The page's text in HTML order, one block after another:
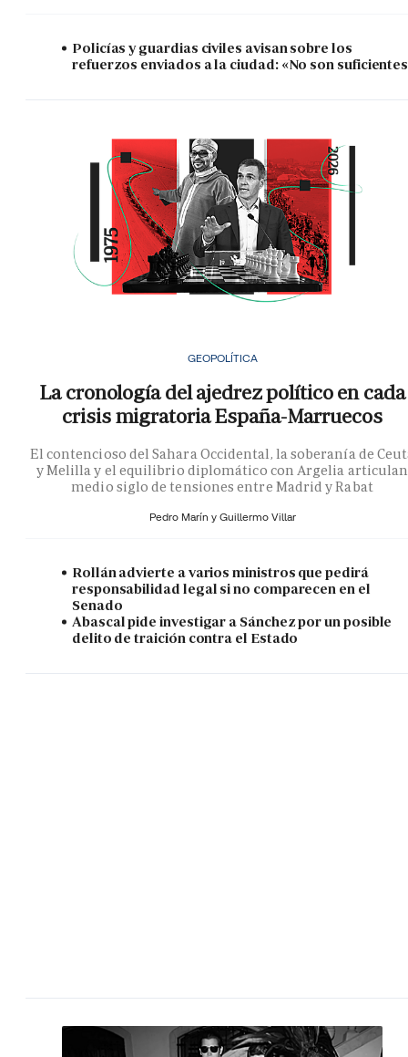
Policías y guardias civiles avisan sobre los
refuerzos enviados a la ciudad: «No son
GEOPOLÍTICA
La cronología del ajedrez político en cada
crisis migratoria España-Marruecos
El contencioso del Sahara Occidental, la soberanía de
y Melilla y el equilibrio diplomático con Argelia articulan
medio siglo de tensiones entre Madrid y Rabat
Pedro Marín y Guillermo Villar
Rollán advierte a varios ministros que pedirá
responsabilidad legal si no comparecen en el
Senado
Abascal pide investigar a Sánchez por un posible
delito de traición contra el Estado